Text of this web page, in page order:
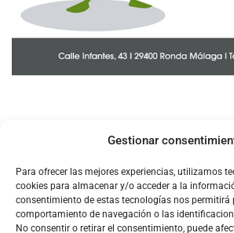
Gestionar
Para ofrecer las mejores experiencias, utilizamos
cookies para almacenar y/o acceder a la
consentimiento de estas tecnologías nos permitirá
comportamiento de navegación o las
No consentir o retirar el consentimiento, puede